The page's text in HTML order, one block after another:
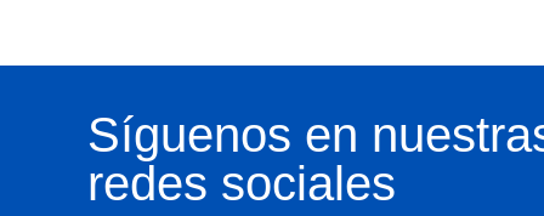
Síguenos en
redes sociales